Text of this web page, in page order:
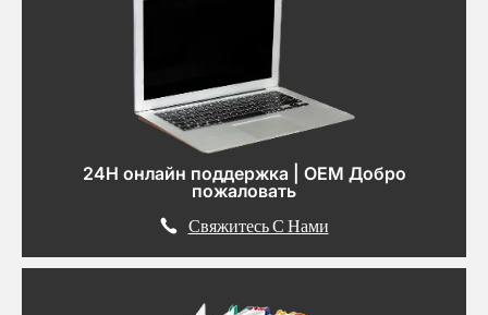
24H онлайн поддержка | OEM Добро
пожаловать
Свяжитесь С Нами